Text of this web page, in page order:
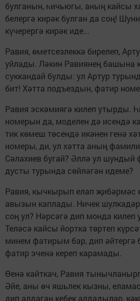
булганын, һичьюгы, аның кайсы
белергә кирәк булган да соң!
күчерергә кирәк иде...
Равия, өметсезлеккә бирелеп,
уйлады. Ләкин Равиянең башына
суккандай булды: ул Артур
бит! Хәтта подъездын, фатир
Равия эскәмиягә килеп утырды.
номерын да, моделен дә исендә
тик көмеш төсендә икәнен генә
номеры, ди, ул хәтта аның
Сәлахиев бугай? Әллә ул шундый
дусты турында сөйләгән идеме?
Равия, кычкырып елап җибәрмәс
авызын каплады. Ничек
соң ул? Нәрсәгә дип монда
Теләсә кайсы йортка төртеп
минем фатирым бар, дип әйтергә
фатир эченә кереп карамады.
Өенә кайткач, Равия
Әйе, аны өч яшьлек кызны,
дип алдаган кебек алдадылар,